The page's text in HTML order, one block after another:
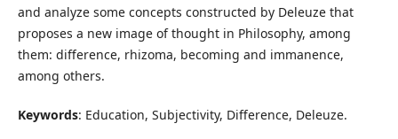
and analyze some concepts constructed by Deleuze that
proposes a new image of thought in Philosophy, among
them: difference, rhizoma, becoming and immanence,
among others.
Keywords: Education, Subjectivity, Difference, Deleuze.